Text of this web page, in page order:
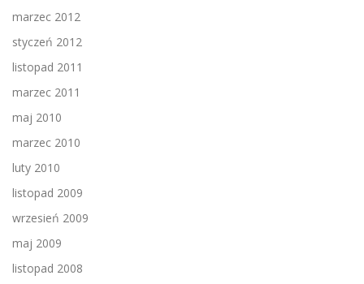
marzec 2012
styczeń 2012
listopad 2011
marzec 2011
maj 2010
marzec 2010
luty 2010
listopad 2009
wrzesień 2009
maj 2009
listopad 2008